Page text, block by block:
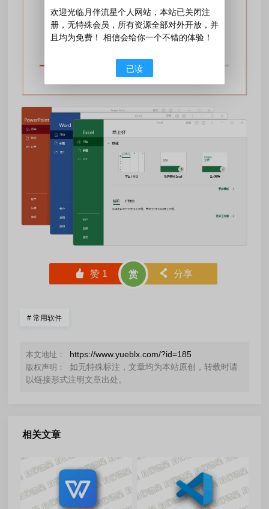
󰄼 赞 1 赏 󰄯 分享
# 常用软件
本文地址： https://www.yueblx.com/?id=185
版权声明：
如无特殊标注，文章均为本站原创，转载时请
以链接形式注明文章出处。
相关文章
欢迎光临月伴流星个人网站，本站已关闭注
册，无特殊会员，所有资源全部对外开放，并
且均为免费！ 相信会给你一个不错的体验！
已读